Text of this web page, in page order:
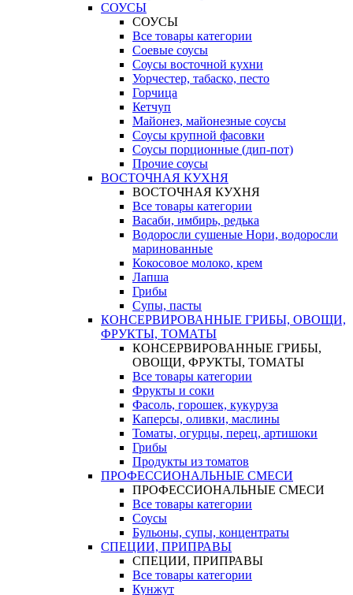
СОУСЫ
СОУСЫ
Все товары категории
Соевые соусы
Соусы восточной кухни
Уорчестер, табаско, песто
Горчица
Кетчуп
Майонез, майонезные соусы
Соусы крупной фасовки
Соусы порционные (дип-пот)
Прочие соусы
ВОСТОЧНАЯ КУХНЯ
ВОСТОЧНАЯ КУХНЯ
Все товары категории
Васаби, имбирь, редька
Водоросли сушеные Нори, водоросли
маринованные
Кокосовое молоко, крем
Лапша
Грибы
Супы, пасты
КОНСЕРВИРОВАННЫЕ ГРИБЫ, ОВОЩИ,
ФРУКТЫ, ТОМАТЫ
КОНСЕРВИРОВАННЫЕ ГРИБЫ,
ОВОЩИ, ФРУКТЫ, ТОМАТЫ
Все товары категории
Фрукты и соки
Фасоль, горошек, кукуруза
Каперсы, оливки, маслины
Томаты, огурцы, перец, артишоки
Грибы
Продукты из томатов
ПРОФЕССИОНАЛЬНЫЕ СМЕСИ
ПРОФЕССИОНАЛЬНЫЕ СМЕСИ
Все товары категории
Соусы
Бульоны, супы, концентраты
СПЕЦИИ, ПРИПРАВЫ
СПЕЦИИ, ПРИПРАВЫ
Все товары категории
Кунжут